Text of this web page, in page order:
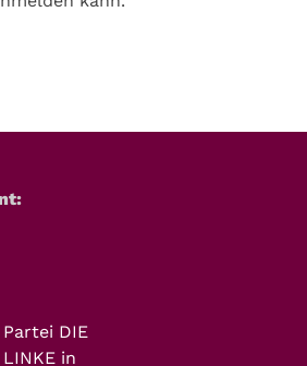
Partei DIE
LINKE in